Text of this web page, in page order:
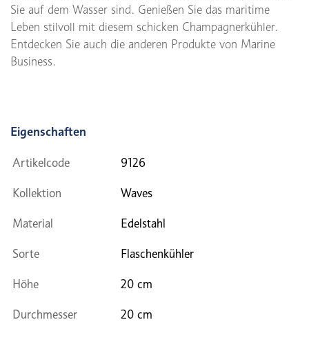
Sie auf dem Wasser sind. Genießen Sie das maritime
Leben stilvoll mit diesem schicken Champagnerkühler.
Entdecken Sie auch die anderen Produkte von Marine
Business.
Eigenschaften
Artikelcode 9126
Kollektion Waves
Material Edelstahl
Sorte Flaschenkühler
Höhe 20 cm
Durchmesser 20 cm